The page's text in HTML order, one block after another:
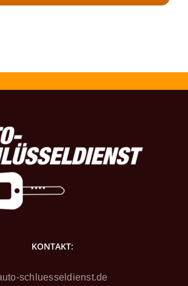
KONTAKT:
schluesseldienst.de